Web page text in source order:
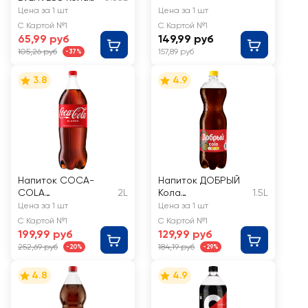
сильногазирован
ный
Цена за 1 шт
С Картой №1
65,99 руб
105,26 руб -37%
Цена за 1 шт
С Картой №1
149,99 руб
157,89 руб
3.8
Напиток COCA-
COLA
сильногазированны
й
2L
Цена за 1 шт
С Картой №1
199,99 руб
252,69 руб -20%
4.9
Напиток ДОБРЫЙ
Кола
низкокалорийный
газированный
1.5L
Цена за 1 шт
С Картой №1
129,99 руб
184,19 руб -29%
4.8 4.9